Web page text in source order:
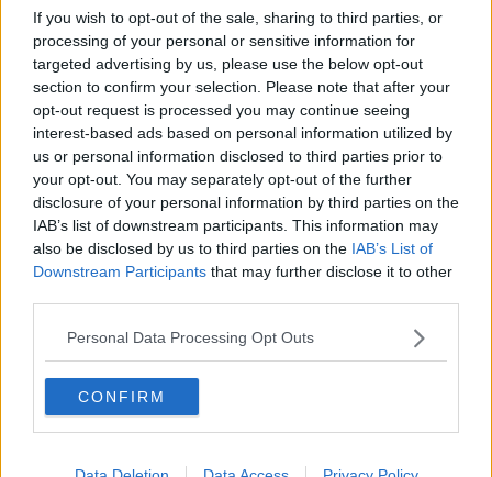
If you wish to opt-out of the sale, sharing to third parties, or
processing of your personal or sensitive information for
targeted advertising by us, please use the below opt-out
section to confirm your selection. Please note that after your
opt-out request is processed you may continue seeing
interest-based ads based on personal information utilized by
us or personal information disclosed to third parties prior to
your opt-out. You may separately opt-out of the further
disclosure of your personal information by third parties on the
IAB’s list of downstream participants. This information may
also be disclosed by us to third parties on the IAB’s List of
Downstream Participants that may further disclose it to other
Personal Data Processing Opt Outs
CONFIRM
​L’Australiana
Le stelle del jazz
Vita & morte
Auguri
Moro
Passanti
Continuando, la nonna e il carretto
Metaverso smart
Fiamme
Anzi
Confessioni autoreferenziali
Utopie
Il diluvio
La classe
Pensieri incoerenti
Dal balcone
Insomnia
Lo sgombero